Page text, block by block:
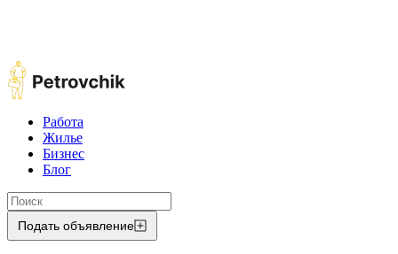
Работа
Жилье
Бизнес
Блог
Подать объявление